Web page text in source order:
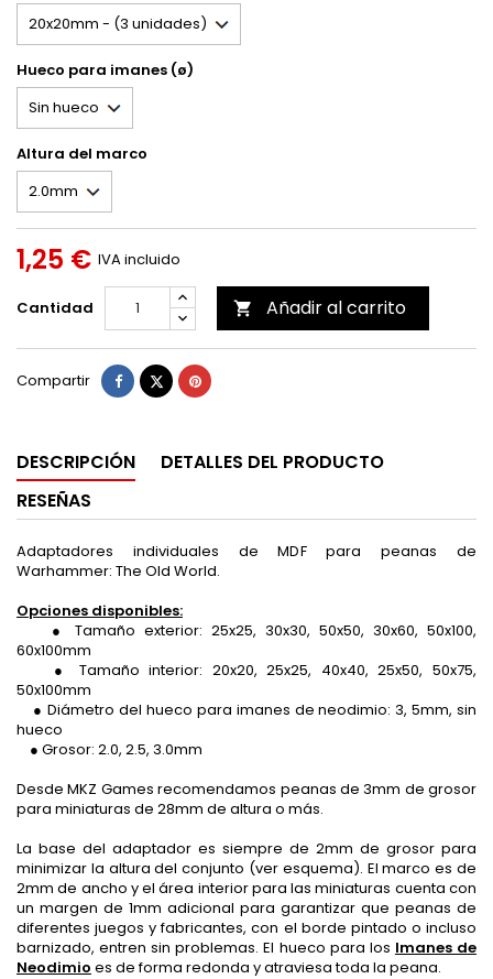
Hueco para imanes (ø)
Altura del marco
1,25 € IVA incluido
Cantidad  Añadir al carrito
Compartir Compartir
TuitearPinterest
DESCRIPCIÓN
DETALLES DEL PRODUCTO
RESEÑAS
Adaptadores individuales de MDF para peanas de
Warhammer: The Old World.
Opciones disponibles:
● Tamaño exterior: 25x25, 30x30, 50x50, 30x60, 50x100,
60x100mm
● Tamaño interior: 20x20, 25x25, 40x40, 25x50, 50x75,
50x100mm
● Diámetro del hueco para imanes de neodimio: 3, 5mm, sin
hueco
● Grosor: 2.0, 2.5, 3.0mm
Desde MKZ Games recomendamos peanas de 3mm de grosor
para miniaturas de 28mm de altura o más.
La base del adaptador es siempre de 2mm de grosor para
minimizar la altura del conjunto (ver esquema). El marco es de
2mm de ancho y el área interior para las miniaturas cuenta con
un margen de 1mm adicional para garantizar que peanas de
diferentes juegos y fabricantes, con el borde pintado o incluso
barnizado, entren sin problemas. El hueco para los Imanes de
Neodimio es de forma redonda y atraviesa toda la peana.